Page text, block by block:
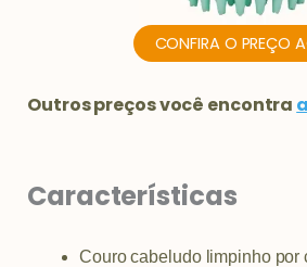
CONFIRA O PREÇO
Outros preços você encontra
Características
Couro cabeludo limpinho por